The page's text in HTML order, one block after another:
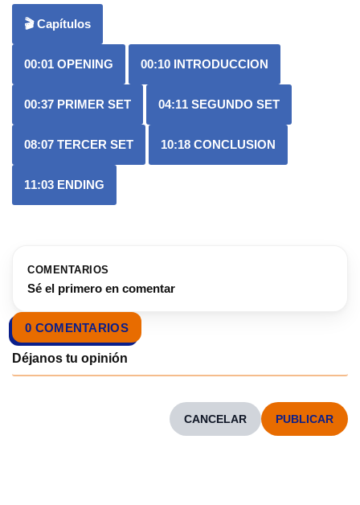
🎬 Capítulos
00:01 OPENING 00:10 INTRODUCCION
00:37 PRIMER SET 04:11 SEGUNDO SET
08:07 TERCER SET 10:18 CONCLUSION
11:03 ENDING
COMENTARIOS
Sé el primero en comentar
0 COMENTARIOS
CANCELAR